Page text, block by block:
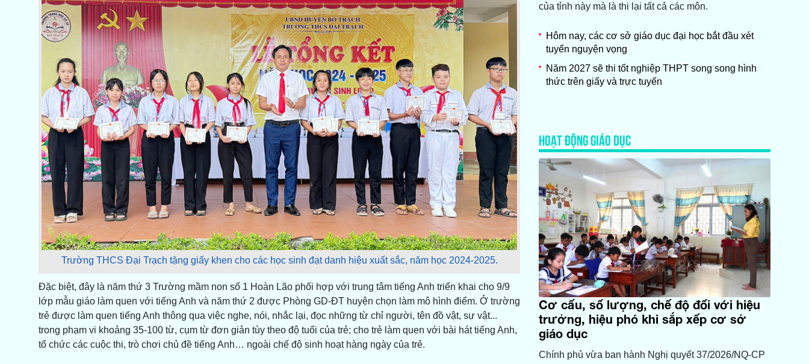
Trường THCS Đại Trạch tặng giấy khen cho các học sinh đạt danh hiệu xuất sắc, năm học 2024-2025.
Đặc biệt, đây là năm thứ 3 Trường mầm non số 1 Hoàn Lão phối hợp với trung tâm tiếng Anh triển khai cho 9/9
lớp mẫu giáo làm quen với tiếng Anh và năm thứ 2 được Phòng GD-ĐT huyện chọn làm mô hình điểm. Ở trường
trẻ được làm quen tiếng Anh thông qua việc nghe, nói, nhắc lại, đọc những từ chỉ người, tên đồ vật, sự vật...
trong phạm vi khoảng 35-100 từ, cụm từ đơn giản tùy theo độ tuổi của trẻ; cho trẻ làm quen với bài hát tiếng Anh,
tổ chức các cuộc thi, trò chơi chủ đề tiếng Anh… ngoài chế độ sinh hoạt hàng ngày của trẻ.
của tỉnh này mà là thi lại tất cả các môn.
Hôm nay, các cơ sở giáo dục đại học bắt đầu xét
tuyển nguyện vọng
Năm 2027 sẽ thi tốt nghiệp THPT song song hình
thức trên giấy và trực tuyến
HOẠT ĐỘNG GIÁO DỤC
Cơ cấu, số lượng, chế độ đối với hiệu
trưởng, hiệu phó khi sắp xếp cơ sở
giáo dục
Chính phủ vừa ban hành Nghị quyết 37/2026/NQ-CP